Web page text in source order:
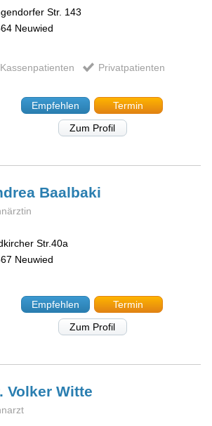
Str. 143
Neuwied
Kassenpatienten Privatpatienten
Empfehlen
Termin
Zum Profil
Baalbaki
Str.40a
Neuwied
Empfehlen
Termin
Zum Profil
VolkerWitte